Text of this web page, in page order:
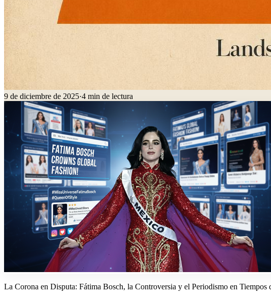
9 de diciembre de 2025·4 min de lectura
La Corona en Disputa: Fátima Bosch, la Controversia y el Periodismo en Tiempos